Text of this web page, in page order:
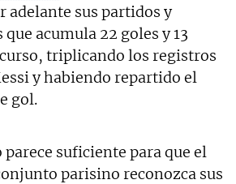
adelante sus partidos y
acumula 22 goles y 13
triplicando los registros
y habiendo repartido el
gol.
suficiente para que el
parisino reconozca sus